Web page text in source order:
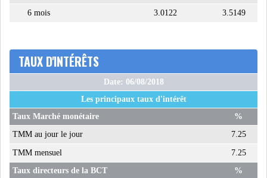
6 mois 3.0122 3.5149
TAUX D'INTÉRÊTS
Date: 06/08/2018
Les principaux taux d'intérêt
Taux Marché monétaire
%
TMM au jour le jour
7.25
TMM mensuel
7.25
Taux directeurs de la BCT
%